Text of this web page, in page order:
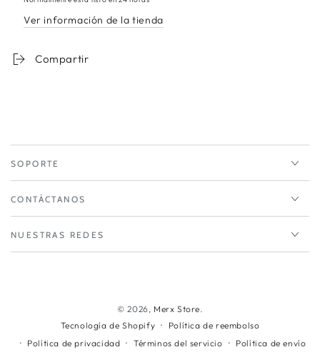
Ver información de la tienda
Compartir
SOPORTE
CONTÁCTANOS
NUESTRAS REDES
© 2026, Merx Store.
Tecnología de Shopify
Política de reembolso
Política de privacidad
Términos del servicio
Política de envío